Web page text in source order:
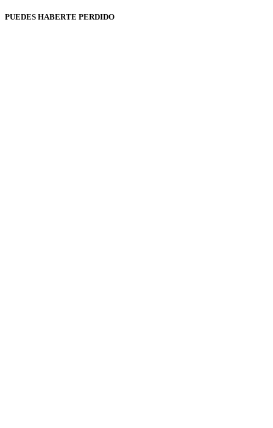
PUEDES HABERTE PERDIDO